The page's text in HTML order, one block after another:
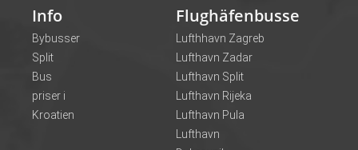
Info
Bybusser
Split
Bus
priser i
Kroatien
Flughäfenbusse
Lufthhavn Zagreb
Lufthavn Zadar
Lufthavn Split
Lufthavn Rijeka
Lufthavn Pula
Lufthavn